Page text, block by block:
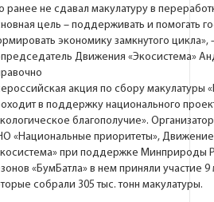
ранее не сдавал макулатуру в
цель – поддерживать и помогать
экономику замкнутого цикла»,
Движения «Экосистема»
акция по сбору макулатуры
в поддержку национального
благополучие».
«Национальные приоритеты», Движение
при поддержке Минприроды
«БумБатла» в нем приняли участие
собрали 305 тыс. тонн макулатуры.